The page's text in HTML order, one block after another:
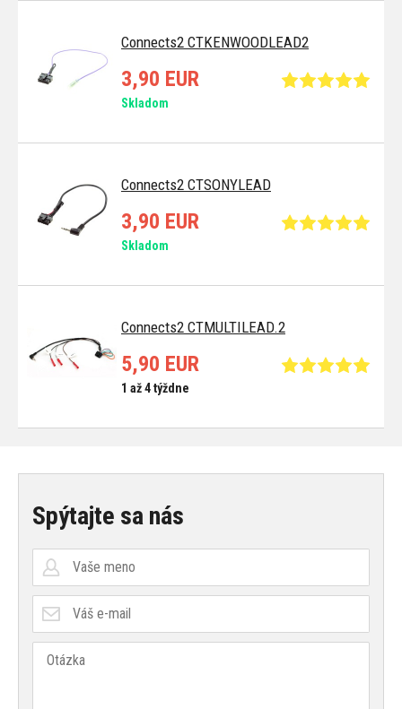
Connects2 CTKENWOODLEAD2
3,90 EUR
Skladom
Connects2 CTSONYLEAD
3,90 EUR
Skladom
Connects2 CTMULTILEAD.2
5,90 EUR
1 až 4 týždne
Spýtajte sa nás